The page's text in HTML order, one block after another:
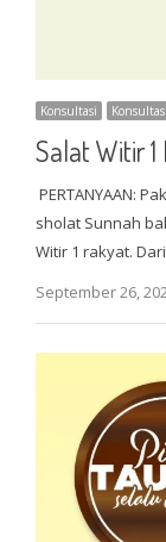
Konsultasi
Salat Witir
PERTANYAAN:
sholat Sunnah
Witir 1 rakyat.
September 26,